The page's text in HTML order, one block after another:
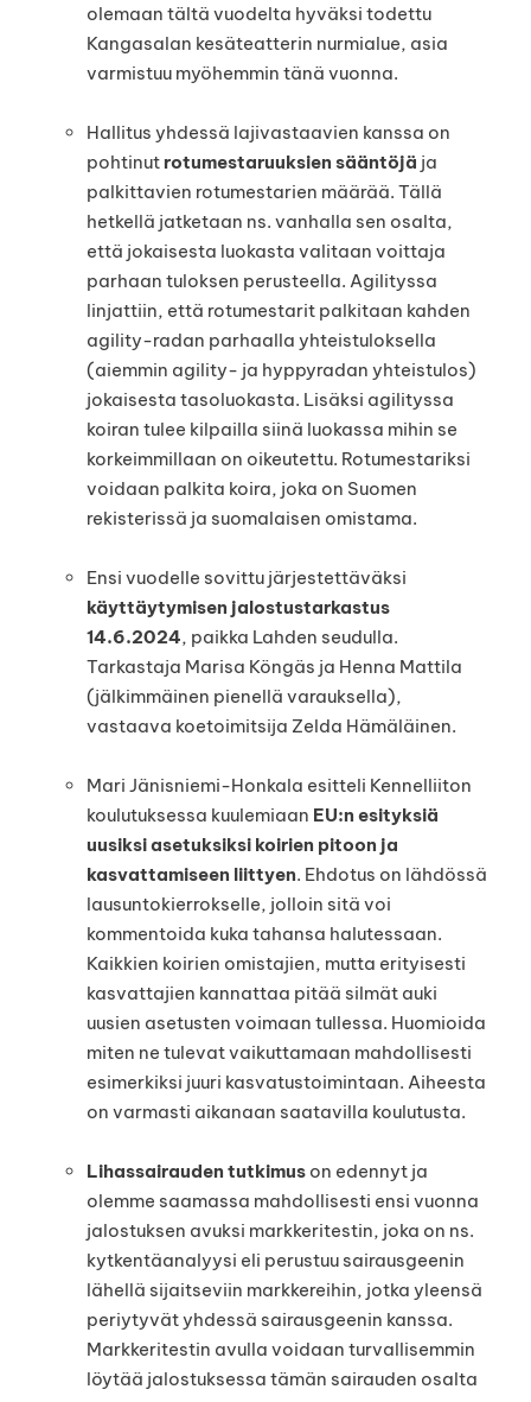
olemaan tältä vuodelta hyväksi todettu
Kangasalan kesäteatterin nurmialue, asia
varmistuu myöhemmin tänä vuonna.
Hallitus yhdessä lajivastaavien kanssa on
pohtinutrotumestaruuksien sääntöjä ja
palkittavien rotumestarien määrää. Tällä
hetkellä jatketaan ns. vanhalla sen osalta,
että jokaisesta luokasta valitaan voittaja
parhaan tuloksen perusteella. Agilityssa
linjattiin, että rotumestarit palkitaan kahden
agility-radan parhaalla yhteistuloksella
(aiemmin agility- ja hyppyradan yhteistulos)
jokaisesta tasoluokasta. Lisäksi agilityssa
koiran tulee kilpailla siinä luokassa mihin se
korkeimmillaan on oikeutettu. Rotumestariksi
voidaan palkita koira, joka on Suomen
rekisterissä ja suomalaisen omistama.
Ensi vuodelle sovittu järjestettäväksi
käyttäytymisen jalostustarkastus
14.6.2024, paikka Lahden seudulla.
Tarkastaja Marisa Köngäs ja Henna Mattila
(jälkimmäinen pienellä varauksella),
vastaava koetoimitsija Zelda Hämäläinen.
Mari Jänisniemi-Honkala esitteli Kennelliiton
koulutuksessa kuulemiaan EU:n esityksiä
uusiksi asetuksiksi koirien pitoon ja
kasvattamiseen liittyen. Ehdotus on lähdössä
lausuntokierrokselle, jolloin sitä voi
kommentoida kuka tahansa halutessaan.
Kaikkien koirien omistajien, mutta erityisesti
kasvattajien kannattaa pitää silmät auki
uusien asetusten voimaan tullessa. Huomioida
miten ne tulevat vaikuttamaan mahdollisesti
esimerkiksi juuri kasvatustoimintaan. Aiheesta
on varmasti aikanaan saatavilla koulutusta.
Lihassairauden tutkimus on edennyt ja
olemme saamassa mahdollisesti ensi vuonna
jalostuksen avuksi markkeritestin, joka on ns.
kytkentäanalyysi eli perustuu sairausgeenin
lähellä sijaitseviin markkereihin, jotka yleensä
periytyvät yhdessä sairausgeenin kanssa.
Markkeritestin avulla voidaan turvallisemmin
löytää jalostuksessa tämän sairauden osalta